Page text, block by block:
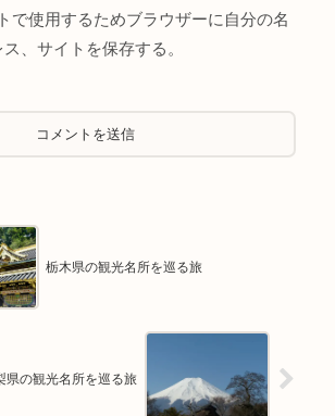
で使用するためブラウザーに自分の名
、サイトを保存する。
栃木県の観光名所を巡る旅
県の観光名所を巡る旅